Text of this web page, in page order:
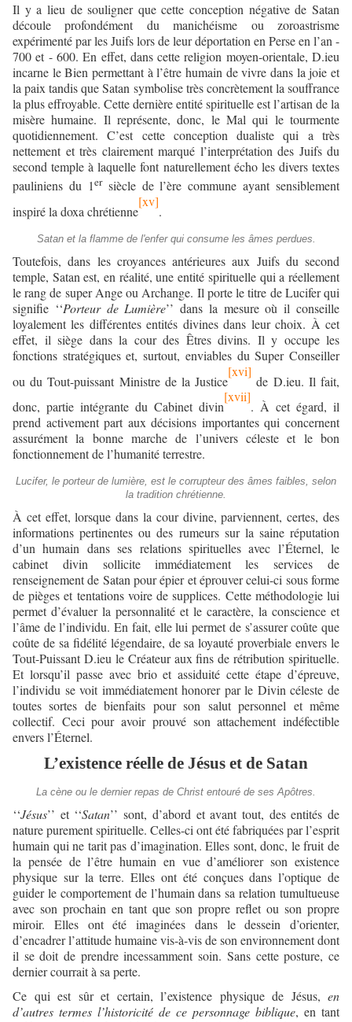
Il y a lieu de souligner que cette conception négative de Satan
découle profondément du manichéisme ou zoroastrisme
expérimenté par les Juifs lors de leur déportation en Perse en l’an -
700 et - 600. En effet, dans cette religion moyen-orientale, D.ieu
incarne le Bien permettant à l’être humain de vivre dans la joie et
la paix tandis que Satan symbolise très concrètement la souffrance
la plus effroyable. Cette dernière entité spirituelle est l’artisan de la
misère humaine. Il représente, donc, le Mal qui le tourmente
quotidiennement. C’est cette conception dualiste qui a très
nettement et très clairement marqué l’interprétation des Juifs du
second temple à laquelle font naturellement écho les divers textes
pauliniens du 1ersiècle de l’ère commune ayant sensiblement
inspiré la doxa chrétienne
[xv]
.
Satan et la flamme de l'enfer qui consume les âmes perdues.
Toutefois, dans les croyances antérieures aux Juifs du second
temple, Satan est, en réalité, une entité spirituelle qui a réellement
le rang de super Ange ou Archange. Il porte le titre de Lucifer qui
signifie ‘‘Porteur de Lumière’’ dans la mesure où il conseille
loyalement les différentes entités divines dans leur choix. À cet
effet, il siège dans la cour des Êtres divins. Il y occupe les
fonctions stratégiques et, surtout, enviables du Super Conseiller
ou du Tout-puissant Ministre de la Justice
[xvi]
de D.ieu. Il fait,
donc, partie intégrante du Cabinet divin
[xvii]
. À cet égard, il
prend activement part aux décisions importantes qui concernent
assurément la bonne marche de l’univers céleste et le bon
fonctionnement de l’humanité terrestre.
Lucifer, le porteur de lumière, est le corrupteur des âmes faibles, selon
la tradition chrétienne.
À cet effet, lorsque dans la cour divine, parviennent, certes, des
informations pertinentes ou des rumeurs sur la saine réputation
d’un humain dans ses relations spirituelles avec l’Éternel, le
cabinet divin sollicite immédiatement les services de
renseignement de Satan pour épier et éprouver celui-ci sous forme
de pièges et tentations voire de supplices. Cette méthodologie lui
permet d’évaluer la personnalité et le caractère, la conscience et
l’âme de l’individu. En fait, elle lui permet de s’assurer coûte que
coûte de sa fidélité légendaire, de sa loyauté proverbiale envers le
Tout-Puissant D.ieu le Créateur aux fins de rétribution spirituelle.
Et lorsqu’il passe avec brio et assiduité cette étape d’épreuve,
l’individu se voit immédiatement honorer par le Divin céleste de
toutes sortes de bienfaits pour son salut personnel et même
collectif. Ceci pour avoir prouvé son attachement indéfectible
envers l’Éternel.
L’existence réelle de Jésus et de Satan
La cène ou le dernier repas de Christ entouré de ses Apôtres.
‘‘Jésus’’ et ‘‘Satan’’ sont, d’abord et avant tout, des entités de
nature purement spirituelle. Celles-ci ont été fabriquées par l’esprit
humain qui ne tarit pas d’imagination. Elles sont, donc, le fruit de
la pensée de l’être humain en vue d’améliorer son existence
physique sur la terre. Elles ont été conçues dans l’optique de
guider le comportement de l’humain dans sa relation tumultueuse
avec son prochain en tant que son propre reflet ou son propre
miroir. Elles ont été imaginées dans le dessein d’orienter,
d’encadrer l’attitude humaine vis-à-vis de son environnement dont
il se doit de prendre incessamment soin. Sans cette posture, ce
dernier courrait à sa perte.
Ce qui est sûr et certain, l’existence physique de Jésus, en
d’autres termes l’historicité de ce personnage biblique, en tant